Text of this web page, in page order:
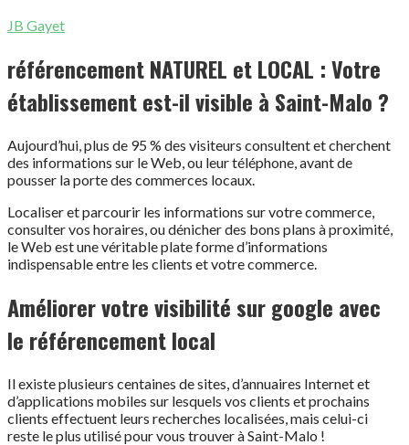
JB Gayet
référencement NATUREL et LOCAL : Votre
établissement est-il visible à Saint-Malo ?
Aujourd’hui, plus de 95 % des visiteurs consultent et cherchent
des informations sur le Web, ou leur téléphone, avant de
pousser la porte des commerces locaux.
Localiser et parcourir les informations sur votre commerce,
consulter vos horaires, ou dénicher des bons plans à proximité,
le Web est une véritable plate forme d’informations
indispensable entre les clients et votre commerce.
Améliorer votre visibilité sur google avec
le référencement local
Il existe plusieurs centaines de sites, d’annuaires Internet et
d’applications mobiles sur lesquels vos clients et prochains
clients effectuent leurs recherches localisées, mais celui-ci
reste le plus utilisé pour vous trouver à Saint-Malo !